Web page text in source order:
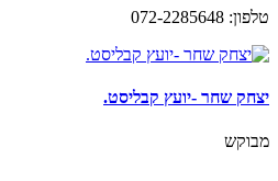
טלפון: 072-2285648
יצחק שחר -יועץ קבליסט.
מבוקש